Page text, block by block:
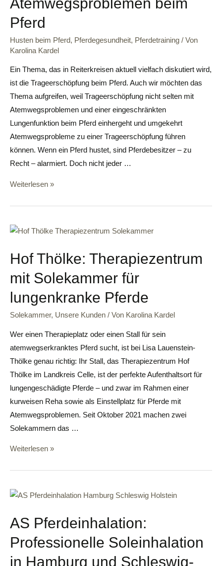
Pferd
Husten beim Pferd, Pferdegesundheit, Pferdetraining / Von
Karolina Kardel
Ein Thema, das in Reiterkreisen aktuell vielfach diskutiert wird,
ist die Trageerschöpfung beim Pferd. Auch wir möchten das
Thema aufgreifen, weil Trageerschöpfung nicht selten mit
Atemwegsproblemen und einer eingeschränkten
Lungenfunktion beim Pferd einhergeht und umgekehrt
Atemwegsprobleme zu einer Trageerschöpfung führen
können. Wenn ein Pferd hustet, sind Pferdebesitzer – zu
Recht – alarmiert. Doch nicht jeder …
Weiterlesen »
Hof Thölke: Therapiezentrum
mit Solekammer für
lungenkranke Pferde
Solekammer, Unsere Kunden / Von Karolina Kardel
Wer einen Therapieplatz oder einen Stall für sein
atemwegserkranktes Pferd sucht, ist bei Lisa Lauenstein-
Thölke genau richtig: Ihr Stall, das Therapiezentrum Hof
Thölke im Landkreis Celle, ist der perfekte Aufenthaltsort für
lungengeschädigte Pferde – und zwar im Rahmen einer
kurweisen Reha sowie als Einstellplatz für Pferde mit
Atemwegsproblemen. Seit Oktober 2021 machen zwei
Solekammern das …
Weiterlesen »
AS Pferdeinhalation:
Professionelle Soleinhalation
in Hamburg und Schleswig-